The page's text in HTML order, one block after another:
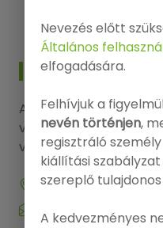
KAPCSOLAT
Amennyiben kérdése,
vegye fel a
valamelyikén.
9143 Enese, Dózsa
Nevezés előtt
Általános
elfogadására.
Felhívjuk a
nevén történjen,
regisztráló
kiállítási
szereplő
A kedvezményes